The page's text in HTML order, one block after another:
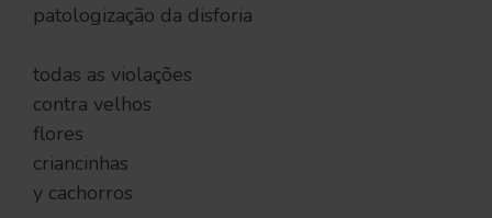
patologização da disforia
todas as violações
contra velhos
flores
criancinhas
y cachorros